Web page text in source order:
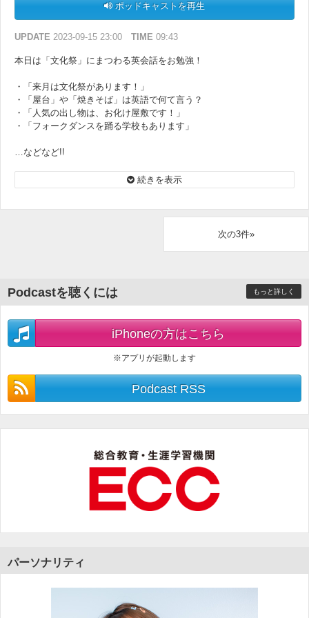
ポッドキャストを再生
UPDATE 2023-09-15 23:00 TIME 09:43
本日は「文化祭」にまつわる英会話をお勉強！
・「来月は文化祭があります！」
・「屋台」や「焼きそば」は英語で何て言う？
・「人気の出し物は、お化け屋敷です！」
・「フォークダンスを踊る学校もあります」
…などなど!!
※現在、＠小豆さんのお写真が入った「番組オリジナルステッカー」
をプレゼント中！
続きを表示
次の3件»
Podcastを聴くには もっと詳しく
iPhoneの方はこちら
※アプリが起動します
Podcast RSS
パーソナリティ